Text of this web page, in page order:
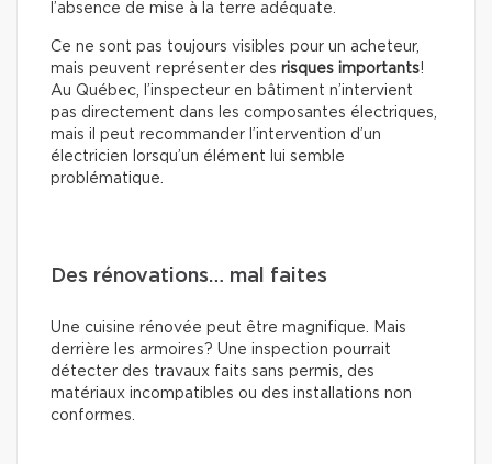
l’absence de mise à la terre adéquate.
Ce ne sont pas toujours visibles pour un acheteur,
mais peuvent représenter des risques importants!
Au Québec, l’inspecteur en bâtiment n’intervient
pas directement dans les composantes électriques,
mais il peut recommander l’intervention d’un
électricien lorsqu’un élément lui semble
problématique.
Des rénovations… mal faites
Une cuisine rénovée peut être magnifique. Mais
derrière les armoires? Une inspection pourrait
détecter des travaux faits sans permis, des
matériaux incompatibles ou des installations non
conformes.